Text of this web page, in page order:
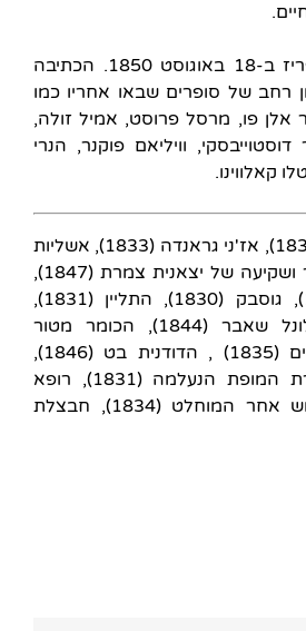
10) בלזאק מת בפריז ב-18 באוגוסט 1850. הכתיבה
רחב של סופרים שבאו אחריו כמו
אלן פו, מרסל פרוסט, אמיל זולה,
וויליאם פוקנר, הנרי
קאלווינו.
: אבא גוריו (1835), אז'ני גראנדה (1833), אשליות
אבודות (1843), זוהר ושקיעה של יצאנית צמרת (1847),
סזאר בירוטו (1837), גוסבק (1830), התליין (1831),
הקמיע (1831), קולונל שאבר (1844), הכומר מטור
(1832), חוזה נישואים (1835) , הדודנית בט (1846),
סראזין (1831), יצירת המופת הנעלמה (1831), רופא
כפרי (1833), החיפוש אחר המוחלט (1834), חבצלת